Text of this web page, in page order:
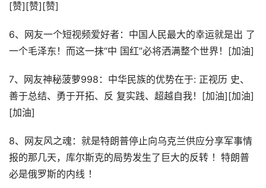
[赞][赞][赞]
6、网友一个短视频爱好者：中国人民最大的幸运就是出 了
一个毛泽东！而这一抹“中 国红”必将洒满整个世界！[加油]
7、网友神秘菠萝998：中华民族的优势在于: 正视历 史、
善于总结、勇于开拓、反 复实践、超越自我！[加油][加油]
[加油]
8、网友风之魂：就是特朗普停止向乌克兰供应分享军事情
报的那几天，库尔斯克的局势发生了巨大的反转 ！特朗普
必是俄罗斯的内线 ！